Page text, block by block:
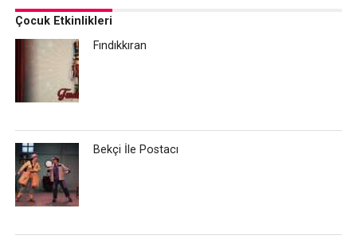
Çocuk Etkinlikleri
Fındıkkıran
Bekçi İle Postacı